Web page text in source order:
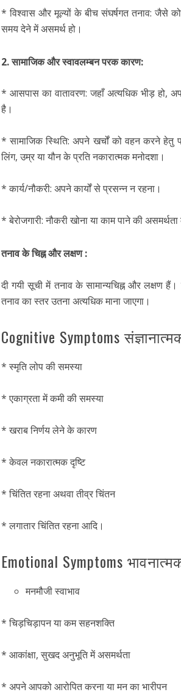
* विश्वास और मूल्यों के बीच संघर्षगत तनाव: जैसे
समय देने में असमर्थ हो।
2. सामाजिक और स्वावलम्बन परक कारण:
* आसपास का वातावरण: जहाँ अत्यधिक भीड़ हो,
है।
* सामाजिक स्थिति: अपने खर्चों को वहन करने हेतु
लिंग, उम्र या यौन के प्रति नकारात्मक मनोदशा।
* कार्य/नौकरी: अपने कार्यों से प्रसन्न न रहना।
* बेरोजगारी: नौकरी खोना या काम पाने की
तनाव के चिह्न और लक्षण :
दी गयी सूची में तनाव के सामान्यचिह्न और लक्षण
तनाव का स्तर उतना अत्यधिक माना जाएगा।
Cognitive Symptoms
* स्मृति लोप की समस्या
* एकाग्रता में कमी की समस्या
* खराब निर्णय लेने के कारण
* केवल नकारात्मक दृष्टि
* चिंतित रहना अथवा तीव्र चिंतन
* लगातार चिंतित रहना आदि।
Emotional Symptoms
मनमौजी स्वाभाव
* चिड़चिड़ापन या कम सहनशक्ति
* आकांक्षा, सुखद अनुभूति में असमर्थता
* अपने आपको आरोपित करना या मन का भारीपन